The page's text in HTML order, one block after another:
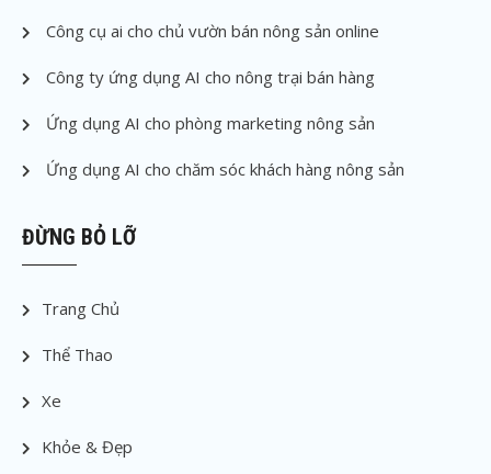
Công cụ ai cho chủ vườn bán nông sản online
Công ty ứng dụng AI cho nông trại bán hàng
Ứng dụng AI cho phòng marketing nông sản
Ứng dụng AI cho chăm sóc khách hàng nông sản
ĐỪNG BỎ LỠ
Trang Chủ
Thể Thao
Xe
Khỏe & Đẹp